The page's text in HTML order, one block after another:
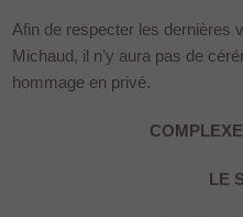
Afin de respecter les dernières
Michaud, il n’y aura pas de
hommage en privé.
LE